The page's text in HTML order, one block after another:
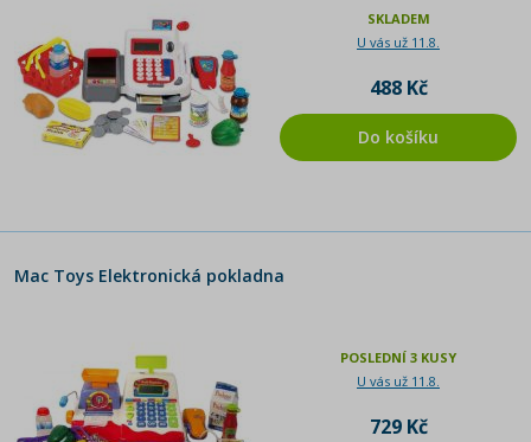
SKLADEM
U vás už 11.8.
488 Kč
Do košíku
Mac Toys Elektronická pokladna
POSLEDNÍ 3 KUSY
U vás už 11.8.
729 Kč